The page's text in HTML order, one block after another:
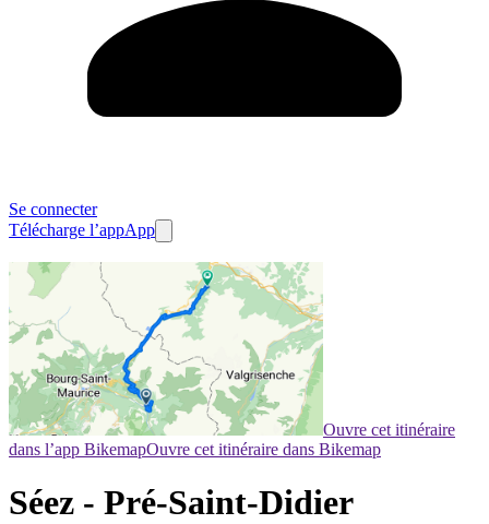
Se connecter
Télécharge l’appApp
Ouvre cet itinéraire
dans l’app BikemapOuvre cet itinéraire dans Bikemap
Séez - Pré-Saint-Didier